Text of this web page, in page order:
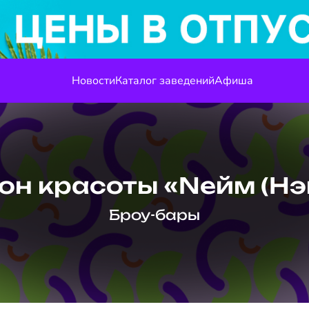
НовостиКаталог заведенийАфиша
красоты «Nейм
Броу-бары